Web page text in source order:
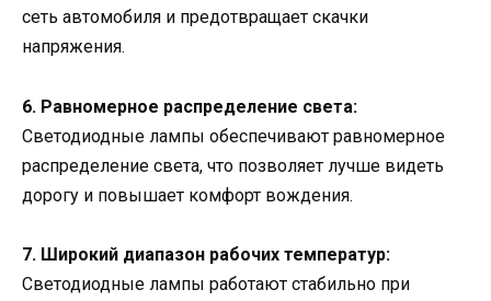
сеть автомобиля и предотвращает скачки
напряжения.
6. Равномерное распределение света:
Светодиодные лампы обеспечивают равномерное
распределение света, что позволяет лучше видеть
дорогу и повышает комфорт вождения.
7. Широкий диапазон рабочих температур:
Светодиодные лампы работают стабильно при